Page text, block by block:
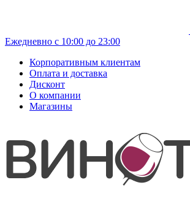
Ежедневно с 10:00 до 23:00
Корпоративным клиентам
Оплата и доставка
Дисконт
О компании
Магазины